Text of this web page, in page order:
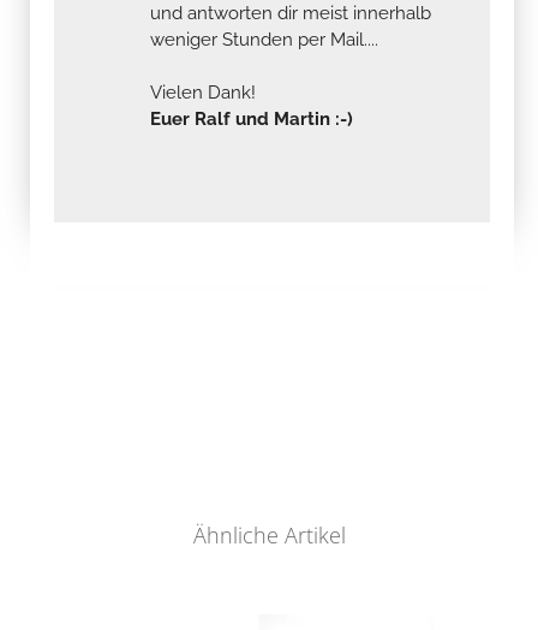
und antworten dir meist innerhalb
weniger Stunden per Mail....
Vielen Dank!
Euer Ralf und Martin :-)
Ähnliche Artikel